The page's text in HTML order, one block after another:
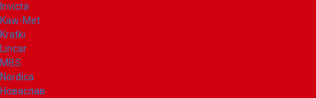
Invicta
Kaw-Met
Kratki
Lincar
MBS
Nordica
Новаслав